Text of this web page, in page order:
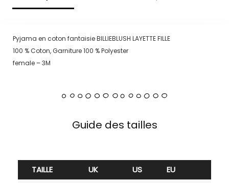
Pyjama en coton fantaisie BILLIEBLUSH LAYETTE FILLE
100 % Coton, Garniture 100 % Polyester
female – 3M
Guide des tailles
TAILLE UK US
EU